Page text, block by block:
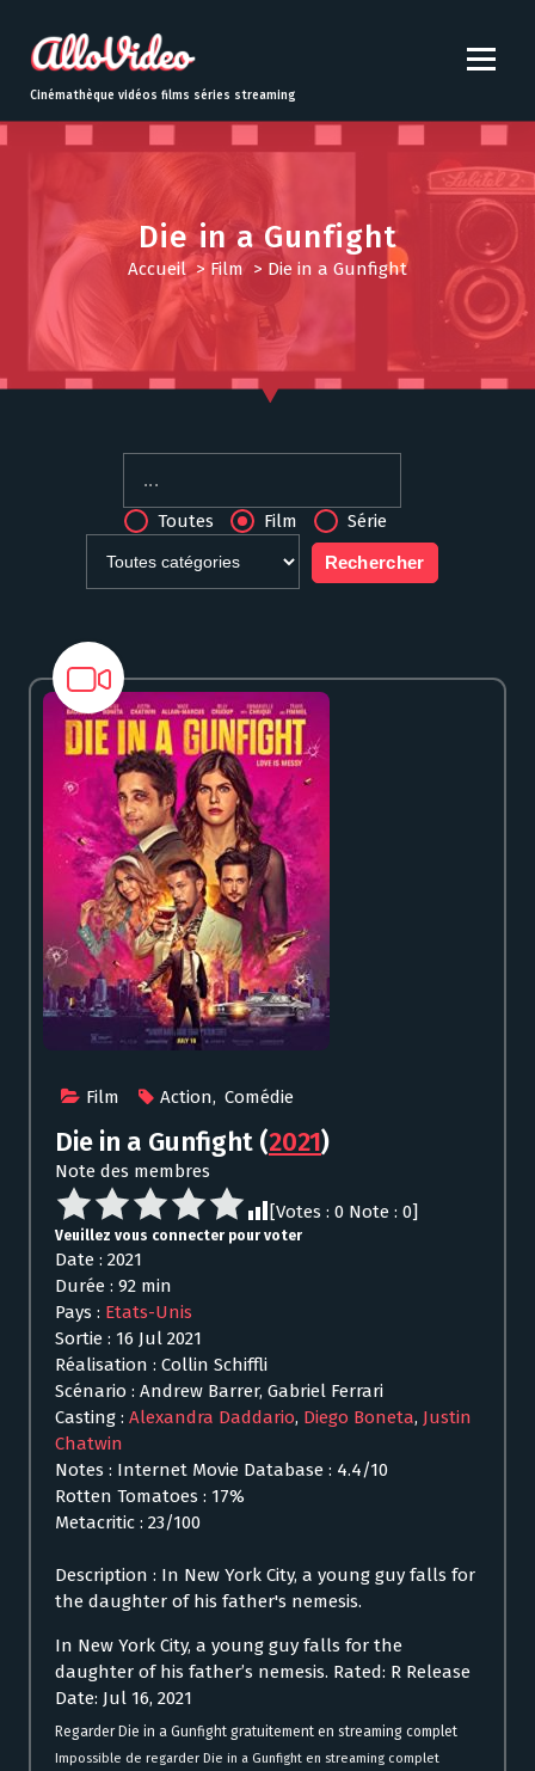
t
o
Cinémathèque vidéos films séries streaming
Die in a Gunfight
Accueil> Film> Die in a Gunfight
Toutes Film Série
Film Action, Comédie
Die in a Gunfight (2021)
Note des membres
[Votes : 0 Note : 0]
Veuillez vous connecter pour voter
Date : 2021
Durée : 92 min
Pays : Etats-Unis
Sortie : 16 Jul 2021
Réalisation : Collin Schiffli
Scénario : Andrew Barrer, Gabriel Ferrari
Casting : Alexandra Daddario, Diego Boneta, Justin
Chatwin
Notes : Internet Movie Database : 4.4/10
Rotten Tomatoes : 17%
Metacritic : 23/100
Description : In New York City, a young guy falls for
the daughter of his father's nemesis.
In New York City, a young guy falls for the
daughter of his father’s nemesis. Rated: R Release
Date: Jul 16, 2021
Regarder Die in a Gunfight gratuitement en streaming complet
Impossible de regarder Die in a Gunfight en streaming complet